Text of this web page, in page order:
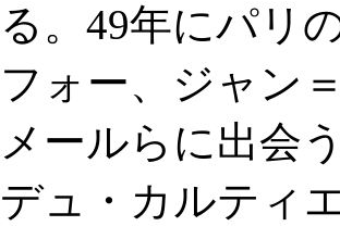
る。49年にパリ
フォー、ジャン
メールらに出会
デュ・カルティ